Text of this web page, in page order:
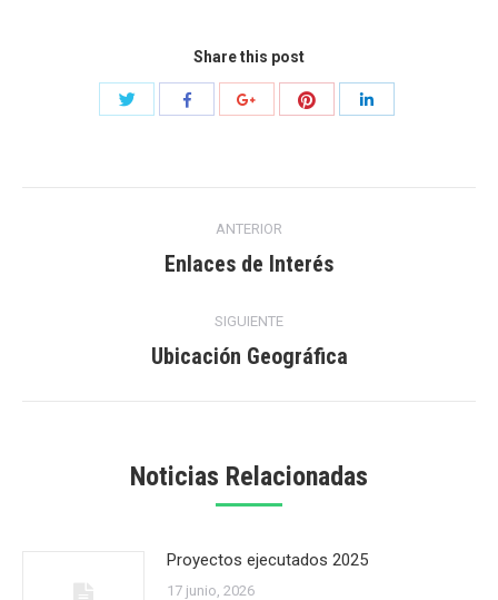
Share this post
CompartirCompartir CompartirCompartirCompartir
publicaciones
ANTERIOR
Publicación
Enlaces de Interés
SIGUIENTE
Publicación
Ubicación Geográfica
Noticias Relacionadas
Proyectos ejecutados 2025
17 junio, 2026